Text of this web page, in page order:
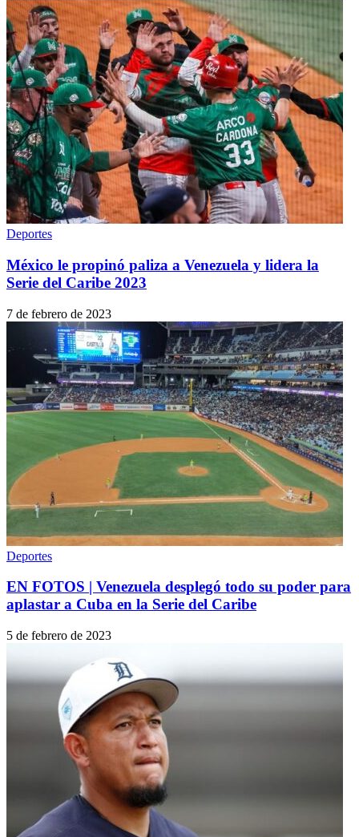
Deportes
México le propinó paliza a Venezuela y lidera la
Serie del Caribe 2023
7 de febrero de 2023
Deportes
EN FOTOS | Venezuela desplegó todo su poder para
aplastar a Cuba en la Serie del Caribe
5 de febrero de 2023